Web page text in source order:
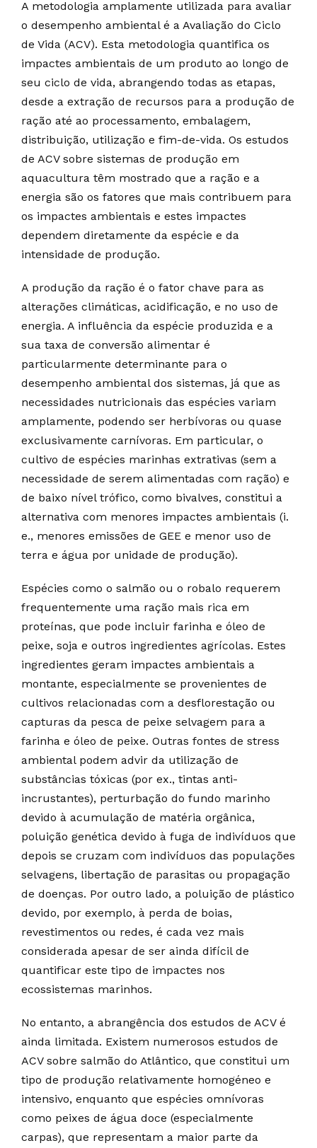
A metodologia amplamente utilizada para avaliar
o desempenho ambiental é a Avaliação do Ciclo
de Vida (ACV). Esta metodologia quantifica os
impactes ambientais de um produto ao longo de
seu ciclo de vida, abrangendo todas as etapas,
desde a extração de recursos para a produção de
ração até ao processamento, embalagem,
distribuição, utilização e fim-de-vida. Os estudos
de ACV sobre sistemas de produção em
aquacultura têm mostrado que a ração e a
energia são os fatores que mais contribuem para
os impactes ambientais e estes impactes
dependem diretamente da espécie e da
intensidade de produção.
A produção da ração é o fator chave para as
alterações climáticas, acidificação, e no uso de
energia. A influência da espécie produzida e a
sua taxa de conversão alimentar é
particularmente determinante para o
desempenho ambiental dos sistemas, já que as
necessidades nutricionais das espécies variam
amplamente, podendo ser herbívoras ou quase
exclusivamente carnívoras. Em particular, o
cultivo de espécies marinhas extrativas (sem a
necessidade de serem alimentadas com ração) e
de baixo nível trófico, como bivalves, constitui a
alternativa com menores impactes ambientais (i.
e., menores emissões de GEE e menor uso de
terra e água por unidade de produção).
Espécies como o salmão ou o robalo requerem
frequentemente uma ração mais rica em
proteínas, que pode incluir farinha e óleo de
peixe, soja e outros ingredientes agrícolas. Estes
ingredientes geram impactes ambientais a
montante, especialmente se provenientes de
cultivos relacionadas com a desflorestação ou
capturas da pesca de peixe selvagem para a
farinha e óleo de peixe. Outras fontes de stress
ambiental podem advir da utilização de
substâncias tóxicas (por ex., tintas anti-
incrustantes), perturbação do fundo marinho
devido à acumulação de matéria orgânica,
poluição genética devido à fuga de indivíduos que
depois se cruzam com indivíduos das populações
selvagens, libertação de parasitas ou propagação
de doenças. Por outro lado, a poluição de plástico
devido, por exemplo, à perda de boias,
revestimentos ou redes, é cada vez mais
considerada apesar de ser ainda difícil de
quantificar este tipo de impactes nos
ecossistemas marinhos.
No entanto, a abrangência dos estudos de ACV é
ainda limitada. Existem numerosos estudos de
ACV sobre salmão do Atlântico, que constitui um
tipo de produção relativamente homogéneo e
intensivo, enquanto que espécies omnívoras
como peixes de água doce (especialmente
carpas), que representam a maior parte da